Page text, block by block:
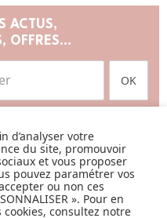
ACTUS,
OFFRES...
OK
d’analyser votre
du site, promouvoir
et vous proposer
pouvez paramétrer vos
ou non ces
». Pour en
consultez notre